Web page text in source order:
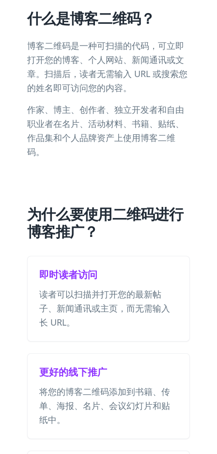
什么是博客二维码？
博客二维码是一种可扫描的代码，可立即
打开您的博客、个人网站、新闻通讯或文
章。扫描后，读者无需输入 URL 或搜索您
的姓名即可访问您的内容。
作家、博主、创作者、独立开发者和自由
职业者在名片、活动材料、书籍、贴纸、
作品集和个人品牌资产上使用博客二维
码。
为什么要使用二维码进行
博客推广？
即时读者访问
读者可以扫描并打开您的最新帖
子、新闻通讯或主页，而无需输入
长 URL。
更好的线下推广
将您的博客二维码添加到书籍、传
单、海报、名片、会议幻灯片和贴
纸中。